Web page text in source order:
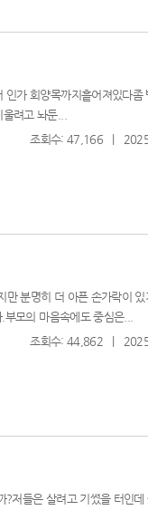
가 회양목까지흩어져있다좀
려고 놔둔...
조회수: 47,166
만 분명히 더 아픈 손가락이 있
모의 마음속에도 중심은...
조회수: 44,862
저들은 살려고 기썼을 터인데